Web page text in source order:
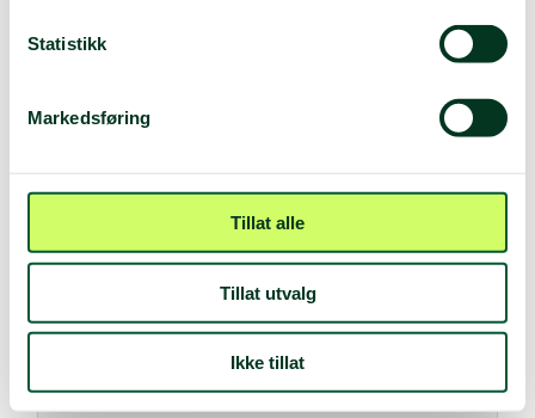
Statistikk
Markedsføring
Tillat alle
Tillat utvalg
Ikke tillat